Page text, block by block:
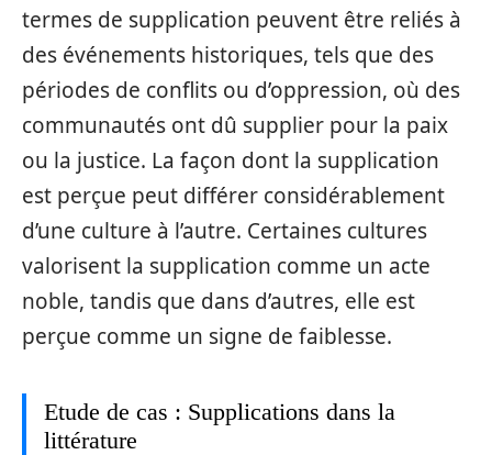
termes de supplication peuvent être reliés à
des événements historiques, tels que des
périodes de conflits ou d’oppression, où des
communautés ont dû supplier pour la paix
ou la justice. La façon dont la supplication
est perçue peut différer considérablement
d’une culture à l’autre. Certaines cultures
valorisent la supplication comme un acte
noble, tandis que dans d’autres, elle est
perçue comme un signe de faiblesse.
Etude de cas : Supplications dans la
littérature